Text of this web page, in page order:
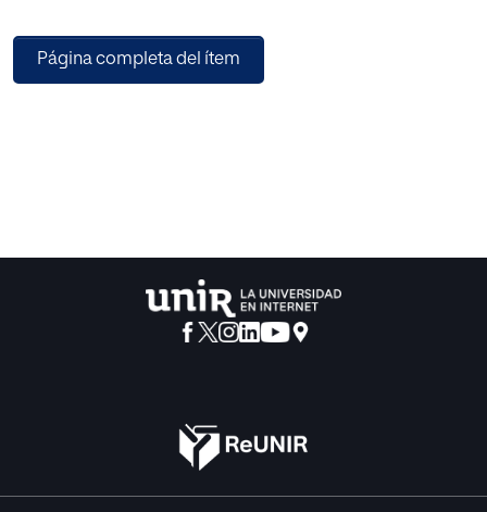
Página completa del ítem